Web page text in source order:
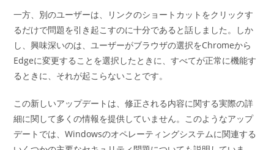
一方、別のユーザーは、リンクのショートカットをクリックす
るだけで問題を引き起こすのに十分であると話しました。しか
し、興味深いのは、ユーザーがブラウザの選択をChromeから
Edgeに変更することを選択したときに、すべてが正常に機能す
るときに、それが起こらないことです。
この新しいアップデートは、修正される内容に関する実際の詳
細に関して多くの情報を提供していません。このようなアップ
デートでは、Windowsのオペレーティングシステムに関連する